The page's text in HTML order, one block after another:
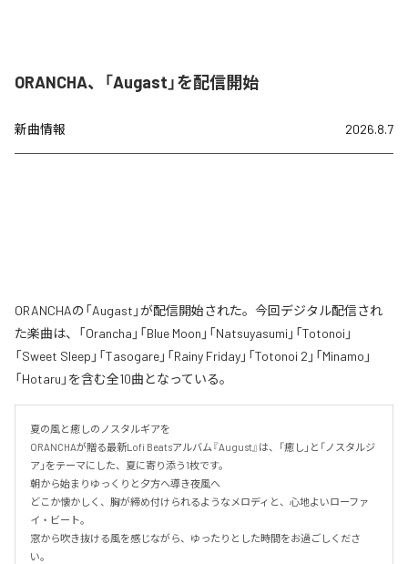
ORANCHA、「Augast」を配信開始
新曲情報 2026.8.7
ORANCHAの「Augast」が配信開始された。今回デジタル配信され
た楽曲は、「Orancha」「Blue Moon」「Natsuyasumi」「Totonoi」
「Sweet Sleep」「Tasogare」「Rainy Friday」「Totonoi 2」「Minamo」
「Hotaru」を含む全10曲となっている。
夏の風と癒しのノスタルギアを
ORANCHAが贈る最新Lofi Beatsアルバム『August』は、「癒し」と「ノスタルジ
ア」をテーマにした、夏に寄り添う1枚です。
朝から始まりゆっくりと夕方へ導き夜風へ
どこか懐かしく、胸が締め付けられるようなメロディと、心地よいローファ
イ・ビート。
窓から吹き抜ける風を感じながら、ゆったりとした時間をお過ごしくださ
い。